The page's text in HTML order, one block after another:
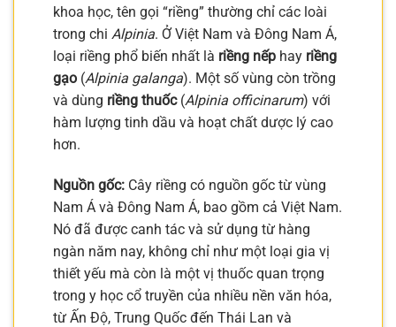
khoa học, tên gọi “riềng” thường chỉ các loài
trong chi Alpinia. Ở Việt Nam và Đông Nam Á,
loại riềng phổ biến nhất là riềng nếp hay riềng
gạo (Alpinia galanga). Một số vùng còn trồng
và dùng riềng thuốc(Alpinia officinarum) với
hàm lượng tinh dầu và hoạt chất dược lý cao
hơn.
Nguồn gốc: Cây riềng có nguồn gốc từ vùng
Nam Á và Đông Nam Á, bao gồm cả Việt Nam.
Nó đã được canh tác và sử dụng từ hàng
ngàn năm nay, không chỉ như một loại gia vị
thiết yếu mà còn là một vị thuốc quan trọng
trong y học cổ truyền của nhiều nền văn hóa,
từ Ấn Độ, Trung Quốc đến Thái Lan và